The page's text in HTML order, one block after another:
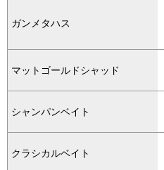
ガンメタハス
マットゴールドシャッド
シャンパンベイト
クラシカルベイト